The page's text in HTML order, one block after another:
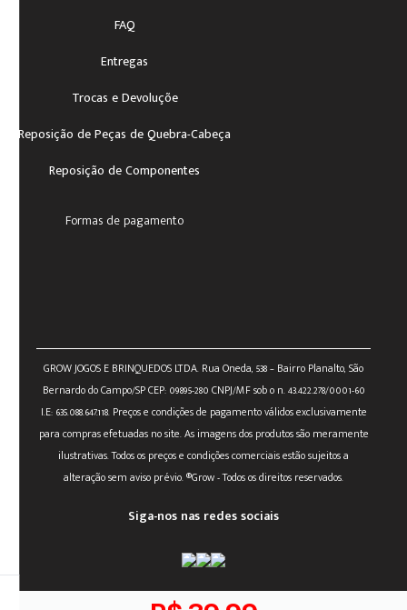
FAQ
Entregas
Trocas e Devoluçõe
Reposição de Peças de Quebra-Cabeça
Reposição de Componentes
Formas de pagamento
GROW JOGOS E BRINQUEDOS LTDA. Rua Oneda, 538 – Bairro Planalto, São
Bernardo do Campo/SP CEP: 09895-280 CNPJ/MF sob o n. 43.422.278/0001-60
I.E: 635.088.647.118. Preços e condições de pagamento válidos exclusivamente
para compras efetuadas no site. As imagens dos produtos são meramente
ilustrativas. Todos os preços e condições comerciais estão sujeitos a
alteração sem aviso prévio. ®Grow - Todos os direitos reservados.
Siga-nos nas redes sociais